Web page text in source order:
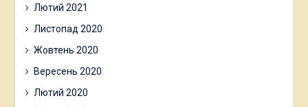
Лютий 2021
Листопад 2020
Жовтень 2020
Вересень 2020
Лютий 2020